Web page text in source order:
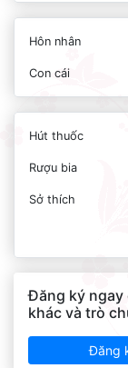
Hôn nhân
Con cái
Hút thuốc
Rượu bia
Sở thích
Đăng ký ngay
khác và trò
Đăng